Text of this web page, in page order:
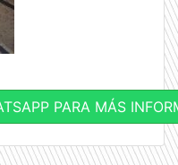
PARA MÁS